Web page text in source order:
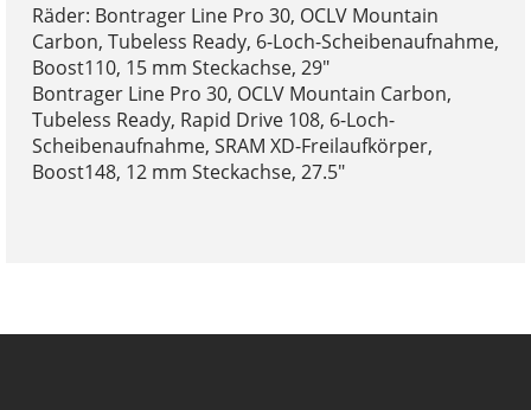
Räder: Bontrager Line Pro 30, OCLV Mountain
Carbon, Tubeless Ready, 6-Loch-Scheibenaufnahme,
Boost110, 15 mm Steckachse, 29"
Bontrager Line Pro 30, OCLV Mountain Carbon,
Tubeless Ready, Rapid Drive 108, 6-Loch-
Scheibenaufnahme, SRAM XD-Freilaufkörper,
Boost148, 12 mm Steckachse, 27.5"